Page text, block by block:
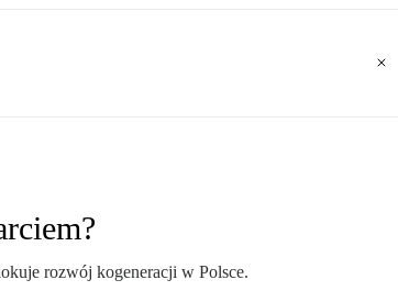
rozwój kogeneracji w Polsce.